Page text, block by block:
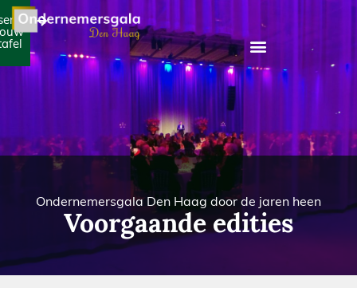
Ondernemersgala Den Haag door de jaren heen
Voorgaande edities